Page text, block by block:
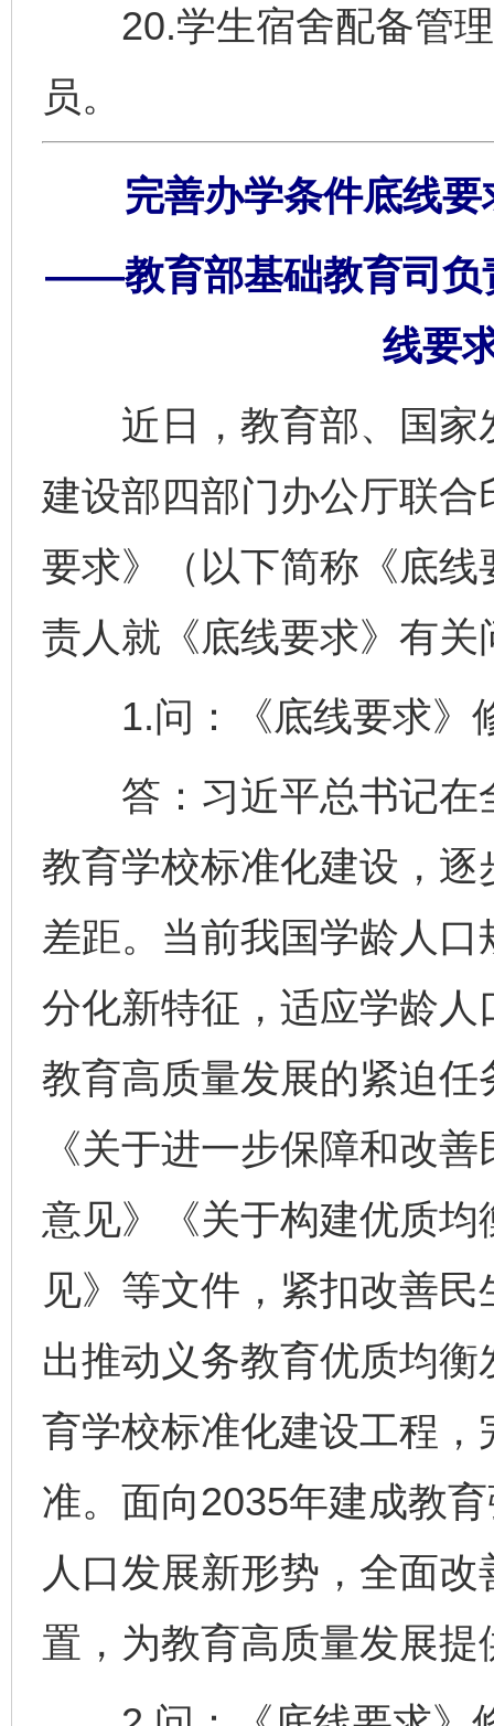
20.学生宿舍配备管理
员。
完善办学条件底线
——教育部基础教育司负
线要
近日，教育部、国家
建设部四部门办公厅联
要求》（以下简称《底
责人就《底线要求》有
1.问：《底线要求》
答：习近平总书记在
教育学校标准化建设，
差距。当前我国学龄人
分化新特征，适应学龄
教育高质量发展的紧迫
《关于进一步保障和改
意见》《关于构建优质
见》等文件，紧扣改善
出推动义务教育优质均
育学校标准化建设工程
准。面向2035年建成教
人口发展新形势，全面
置，为教育高质量发展